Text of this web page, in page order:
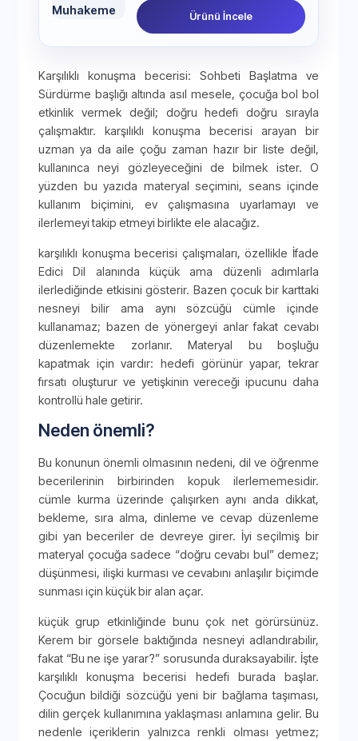
Ürünü İncele
Karşılıklı konuşma becerisi: Sohbeti Başlatma ve
Sürdürme başlığı altında asıl mesele, çocuğa bol bol
etkinlik vermek değil; doğru hedefi doğru sırayla
çalışmaktır. karşılıklı konuşma becerisi arayan bir
uzman ya da aile çoğu zaman hazır bir liste değil,
kullanınca neyi gözleyeceğini de bilmek ister. O
yüzden bu yazıda materyal seçimini, seans içinde
kullanım biçimini, ev çalışmasına uyarlamayı ve
ilerlemeyi takip etmeyi birlikte ele alacağız.
karşılıklı konuşma becerisi çalışmaları, özellikle İfade
Edici Dil alanında küçük ama düzenli adımlarla
ilerlediğinde etkisini gösterir. Bazen çocuk bir karttaki
nesneyi bilir ama aynı sözcüğü cümle içinde
kullanamaz; bazen de yönergeyi anlar fakat cevabı
düzenlemekte zorlanır. Materyal bu boşluğu
kapatmak için vardır: hedefi görünür yapar, tekrar
fırsatı oluşturur ve yetişkinin vereceği ipucunu daha
kontrollü hale getirir.
Neden önemli?
Bu konunun önemli olmasının nedeni, dil ve öğrenme
becerilerinin birbirinden kopuk ilerlememesidir.
cümle kurma üzerinde çalışırken aynı anda dikkat,
bekleme, sıra alma, dinleme ve cevap düzenleme
gibi yan beceriler de devreye girer. İyi seçilmiş bir
materyal çocuğa sadece “doğru cevabı bul” demez;
düşünmesi, ilişki kurması ve cevabını anlaşılır biçimde
sunması için küçük bir alan açar.
küçük grup etkinliğinde bunu çok net görürsünüz.
Kerem bir görsele baktığında nesneyi adlandırabilir,
fakat “Bu ne işe yarar?” sorusunda duraksayabilir. İşte
karşılıklı konuşma becerisi hedefi burada başlar.
Çocuğun bildiği sözcüğü yeni bir bağlama taşıması,
dilin gerçek kullanımına yaklaşması anlamına gelir. Bu
nedenle içeriklerin yalnızca renkli olması yetmez;